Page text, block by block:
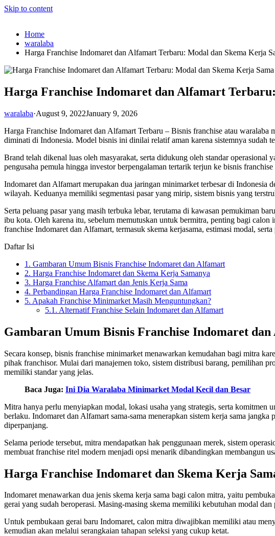
Skip to content
Home
waralaba
Harga Franchise Indomaret dan Alfamart Terbaru: Modal dan Skema Kerja
Harga Franchise Indomaret dan Alfamart
waralaba·August 9, 2022January 9, 2026
Harga Franchise Indomaret dan Alfamart Terbaru – Bisnis franchise atau waralaba
diminati di Indonesia. Model bisnis ini dinilai relatif aman karena sistemnya sudah
Brand telah dikenal luas oleh masyarakat, serta didukung oleh standar operasional
pengusaha pemula hingga investor berpengalaman tertarik terjun ke bisnis
Indomaret dan Alfamart merupakan dua jaringan minimarket terbesar di Indonesia
wilayah. Keduanya memiliki segmentasi pasar yang mirip, sistem bisnis yang
Serta peluang pasar yang masih terbuka lebar, terutama di kawasan pemukiman
ibu kota. Oleh karena itu, sebelum memutuskan untuk bermitra, penting bagi calon
franchise Indomaret dan Alfamart, termasuk skema kerjasama, estimasi modal,
Daftar Isi
1. Gambaran Umum Bisnis Franchise Indomaret dan Alfamart
2. Harga Franchise Indomaret dan Skema Kerja Samanya
3. Harga Franchise Alfamart dan Jenis Kerja Sama
4. Perbandingan Harga Franchise Indomaret dan Alfamart
5. Apakah Franchise Minimarket Masih Menguntungkan?
5.1. Alternatif Franchise Selain Indomaret dan Alfamart
Gambaran Umum Bisnis Franchise Indomaret
Secara konsep, bisnis franchise minimarket menawarkan kemudahan bagi mitra
pihak franchisor. Mulai dari manajemen toko, sistem distribusi barang, pemilihan
memiliki standar yang jelas.
Baca Juga: Ini Dia Waralaba Minimarket Modal Kecil dan Besar
Mitra hanya perlu menyiapkan modal, lokasi usaha yang strategis, serta komitmen
berlaku. Indomaret dan Alfamart sama-sama menerapkan sistem kerja sama
diperpanjang.
Selama periode tersebut, mitra mendapatkan hak penggunaan merek, sistem
membuat franchise ritel modern menjadi opsi menarik dibandingkan membangun
Harga Franchise Indomaret dan Skema Kerja
Indomaret menawarkan dua jenis skema kerja sama bagi calon mitra, yaitu
gerai yang sudah beroperasi. Masing-masing skema memiliki kebutuhan modal dan
Untuk pembukaan gerai baru Indomaret, calon mitra diwajibkan memiliki atau
kemudian akan melalui serangkaian tahapan seleksi yang cukup ketat.